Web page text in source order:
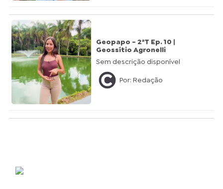
Geopapo - 2ªT Ep. 10 |
Geossítio Agronelli
Sem descrição disponível
Por: Redação